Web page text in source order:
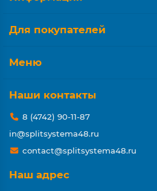
Для покупателей
Меню
Наши контакты
8 (4742) 90-11-87
in@splitsystema48.ru
contact@splitsystema48.ru
Наш адрес